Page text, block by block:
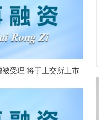
被受理 将于上交所上市